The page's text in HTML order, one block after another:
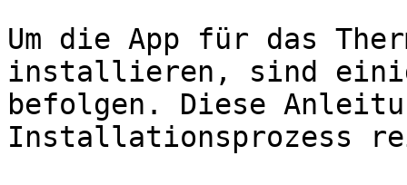
Um die App für das
installieren, sind
befolgen. Diese
Installationsprozess